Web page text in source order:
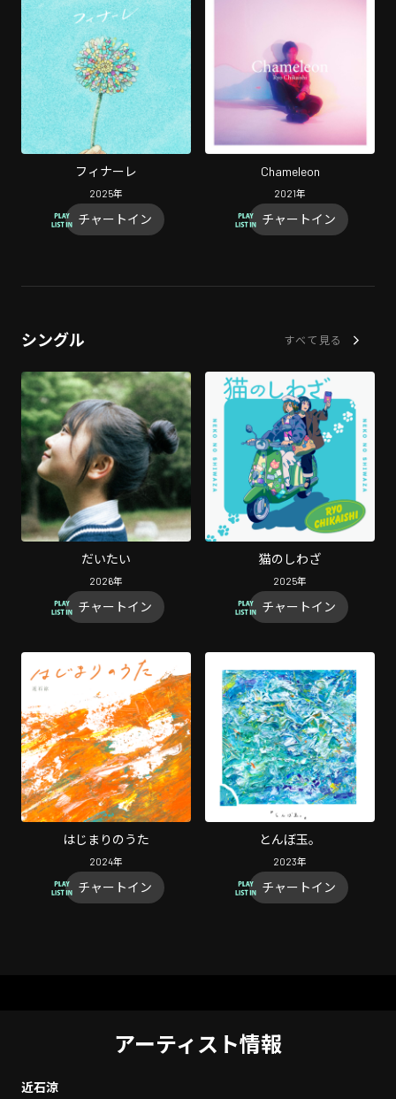
フィナーレ
2025年
チャートイン
Chameleon
2021年
チャートイン
シングル すべて見る
だいたい
2026年
チャートイン
猫のしわざ
2025年
チャートイン
はじまりのうた
2024年
チャートイン
とんぼ玉。
2023年
チャートイン
アーティスト情報
近石涼